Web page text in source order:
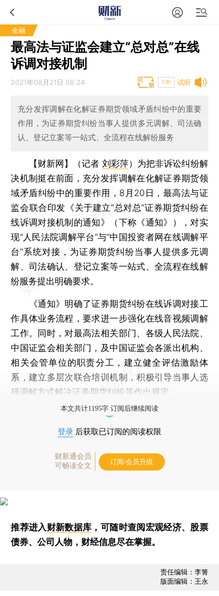
金融
最高法与证监会建立“总对总”在线
诉调对接机制
试听
2021年08月21日 08:24 T中
充分发挥调解在化解证券期货领域矛盾纠纷中的重要
作用，为证券期货纠纷当事人提供多元调解、司法确
认、登记立案等一站式、全流程在线解纷服务
【财新网】（记者 刘彩萍） 为把非诉讼纠纷解
决机制挺在前面，充分发挥调解在化解证券期货领
域矛盾纠纷中的重要作用，8月20日，最高法与证
监会联合印发《关于建立“总对总”证券期货纠纷在
线诉调对接机制的通知》（下称《通知》），对实
现“人民法院调解平台”与“中国投资者网在线调解平
台”系统对接，为证券期货纠纷当事人提供多元调
解、司法确认、登记立案等一站式、全流程在线解
纷服务提出明确要求。
《通知》明确了证券期货纠纷在线诉调对接工
作具体业务流程，要求进一步强化在线音视频调解
工作。同时，对最高法相关部门、各级人民法院、
中国证监会相关部门，及中国证监会各派出机构、
相关会管单位的职责分工，建立健全评估激励体
系，建立多层次联合培训机制，积极引导当事人选
择调解方式解决证券期货纠纷等作出规定。
本文共计1195字 订阅后继续阅读
登录 后获取已订阅的阅读权限
财新通会员
可畅读全文
订阅/会员升级
推荐进入财新数据库 ，可随时查阅宏观经济、股票
债券、公司人物，财经信息尽在掌握。
责任编辑：李箐
版面编辑：王永